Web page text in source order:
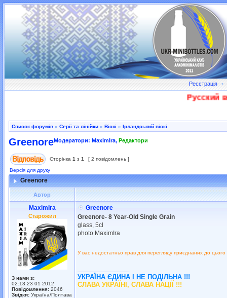
Реєстрація •
Русский
Список форумів » Серії та лінійки » Віскі » Ірландський віскі
GreenoreМодератори: MaximIra, Редактори
Сторінка 1 з 1
[ 2 повідомлень ]
Версія для друку
Greenore
Автор
MaximIra
Старожил
З нами з:
02:13 23 01 2012
Повідомлення: 2046
Звідки: Україна/Полтава
Greenore
Greenore- 8 Year-Old Single Grain
glass, 5cl
photo MaximIra
У вас недостатньо прав для перегляду приєднаних до цього
УКРАЇНА ЄДИНА І НЕ ПОДІЛЬНА !!!
СЛАВА УКРАЇНІ, СЛАВА НАЦІЇ !!!